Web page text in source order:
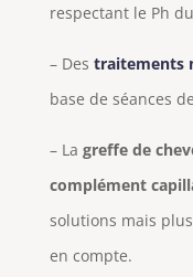
respectant le Ph du
– Des traitements
base de séances de
– La greffe de
complément
solutions mais
en compte.